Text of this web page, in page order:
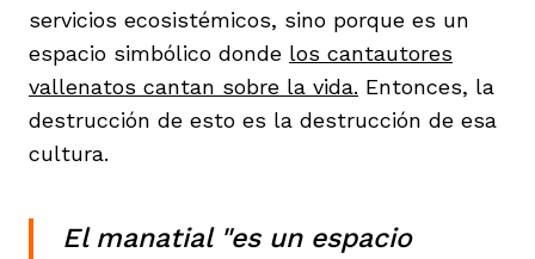
servicios ecosistémicos, sino porque es un
espacio simbólico donde los cantautores
vallenatos cantan sobre la vida. Entonces, la
destrucción de esto es la destrucción de esa
cultura.
El manatial "es un espacio